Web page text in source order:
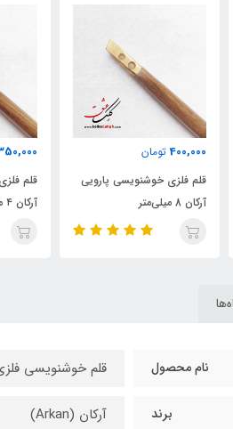
350,000 تومان
قلم فلزی خوشنویسی پارویی
آرکان ۴ میلی‌متر
قلم نی
نام محصول قلم خوشنویسی
برند آرکان (Arkan)